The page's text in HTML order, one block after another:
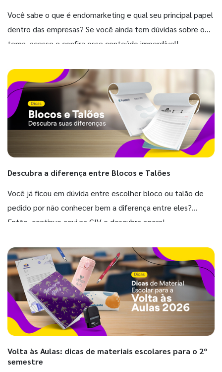
Você sabe o que é endomarketing e qual seu principal papel
dentro das empresas? Se você ainda tem dúvidas sobre o
tema, acesse e confira esse conteúdo imperdível!
Descubra a diferença entre Blocos e Talões
Você já ficou em dúvida entre escolher bloco ou talão de
pedido por não conhecer bem a diferença entre eles?
Então, continue aqui na GIV e descubra agora!
Volta às Aulas: dicas de materiais escolares para o 2º
semestre